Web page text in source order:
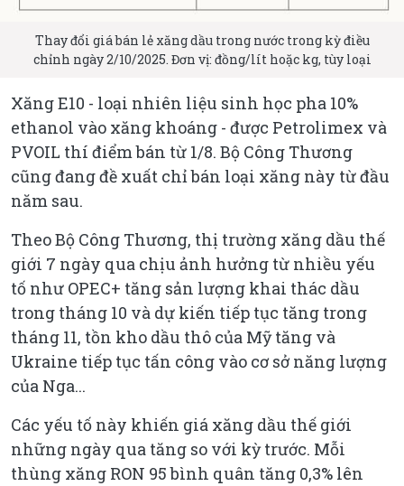
Thay đổi giá bán lẻ xăng dầu trong nước trong kỳ điều
chỉnh ngày 2/10/2025. Đơn vị: đồng/lít hoặc kg, tùy loại
Xăng E10 - loại nhiên liệu sinh học pha 10%
ethanol vào xăng khoáng - được Petrolimex và
PVOIL thí điểm bán từ 1/8. Bộ Công Thương
cũng đang đề xuất chỉ bán loại xăng này từ đầu
năm sau.
Theo Bộ Công Thương, thị trường xăng dầu thế
giới 7 ngày qua chịu ảnh hưởng từ nhiều yếu
tố như OPEC+ tăng sản lượng khai thác dầu
trong tháng 10 và dự kiến tiếp tục tăng trong
tháng 11, tồn kho dầu thô của Mỹ tăng và
Ukraine tiếp tục tấn công vào cơ sở năng lượng
của Nga...
Các yếu tố này khiến giá xăng dầu thế giới
những ngày qua tăng so với kỳ trước. Mỗi
thùng xăng RON 95 bình quân tăng 0,3% lên